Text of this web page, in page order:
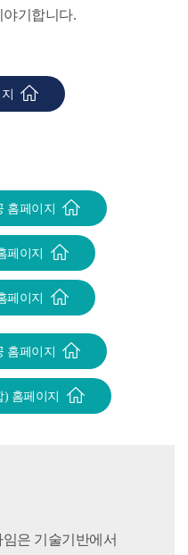
야기합니다.
홈페이지
페이지
페이지
홈페이지
홈페이지
은 기술기반에서